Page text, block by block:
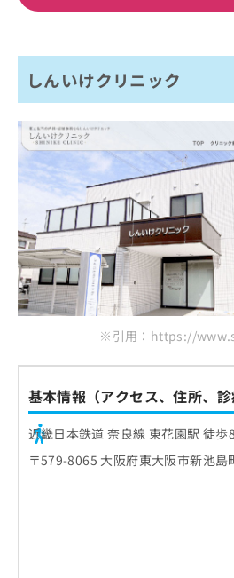
しんいけクリニック
※引用：https://
基本情報（アクセス、住所、診
近畿日本鉄道 奈良線 東花園駅 徒歩
〒579-8065 大阪府東大阪市新池島